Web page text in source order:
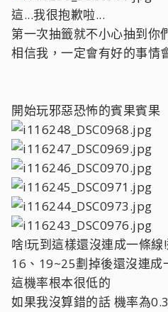
這...我很抱歉啦...
第一次抽籤就不小心抽到你
相信我，一定會有好的事情
開始玩邪惡恐怖的賓果賓果
啥!玩到這樣還沒連成一條
16、19~25劃掉後還沒連成
這機率根本很低的
如果我沒算錯的話 機率為